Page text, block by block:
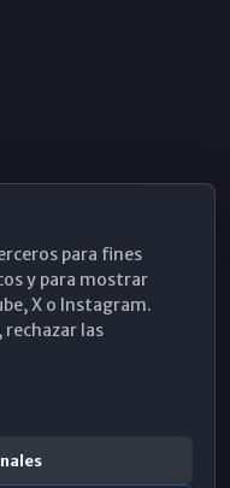
para fines
y para mostrar
X o Instagram.
rechazar las